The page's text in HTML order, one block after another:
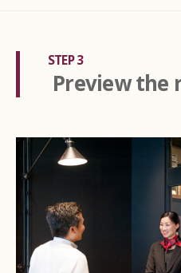
STEP 3
Preview the